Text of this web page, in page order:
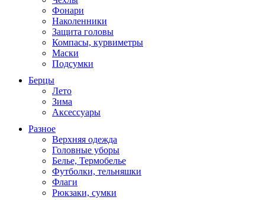
Фонари
Наколенники
Защита головы
Компасы, курвиметры
Маски
Подсумки
Берцы
Лето
Зима
Аксессуары
Разное
Верхняя одежда
Головные уборы
Белье, Термобелье
Футболки, тельняшки
Флаги
Рюкзаки, сумки